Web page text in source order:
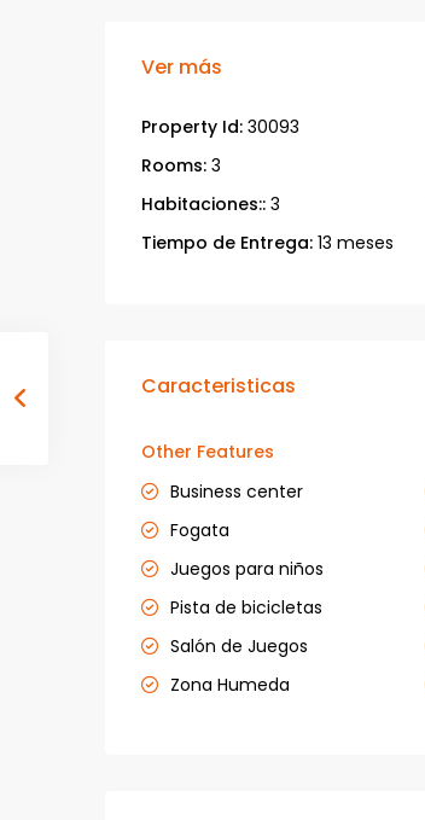
Ver más
Property Id: 30093
Rooms: 3
Habitaciones:: 3
Tiempo de Entrega: 13 meses
Caracteristicas
Other Features
Business center
Fogata
Juegos para niños
Pista de bicicletas
Salón de Juegos
Zona Humeda